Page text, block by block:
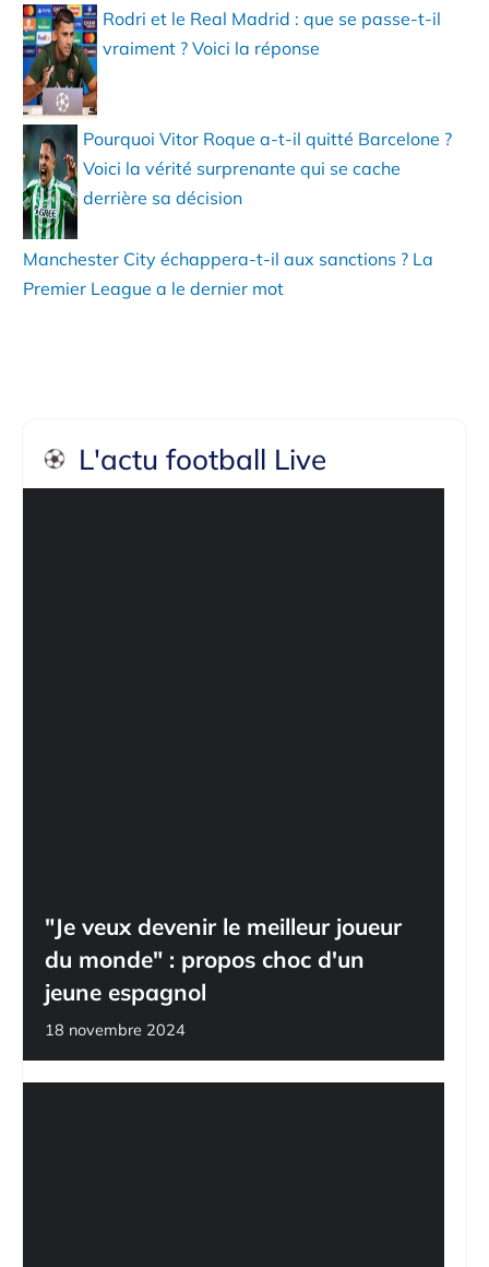
Rodri et le Real Madrid : que se passe-t-il
vraiment ? Voici la réponse
Pourquoi Vitor Roque a-t-il quitté Barcelone ?
Voici la vérité surprenante qui se cache
derrière sa décision
Manchester City échappera-t-il aux sanctions ? La
Premier League a le dernier mot
L'actu football Live
"Je veux devenir le meilleur joueur
du monde" : propos choc d'un
jeune espagnol
18 novembre 2024